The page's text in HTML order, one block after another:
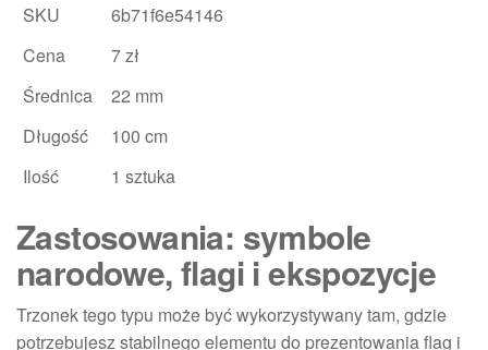
SKU
6b71f6e54146
Cena
7 zł
Średnica
22 mm
Długość
100 cm
Ilość
1 sztuka
Zastosowania: symbole
narodowe, flagi i ekspozycje
Trzonek tego typu może być wykorzystywany tam, gdzie
potrzebujesz stabilnego elementu do prezentowania flag i